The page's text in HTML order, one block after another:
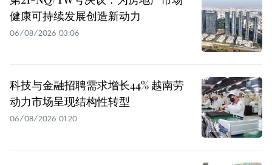
健康可持续发展创造新动力
06/08/2026 03:06
科技与金融招聘需求增长44% 越南劳
动力市场呈现结构性转型
06/08/2026 01:20